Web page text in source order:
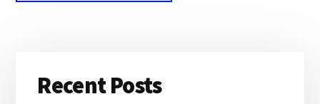
Sidebar
Recent Posts